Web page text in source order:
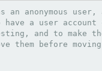
anonymous user,
a user
and to make
them before